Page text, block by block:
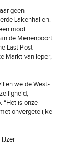
geen
Lakenhallen.
mooi
de Menenpoort
Last Post
Markt van Ieper,
we de West-
“Het is onze
onvergetelijke